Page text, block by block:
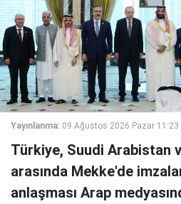
Yayınlanma: 09 Ağustos 2026 Pazar 11:23
Türkiye, Suudi Arabistan
arasında Mekke'de
anlaşması Arap